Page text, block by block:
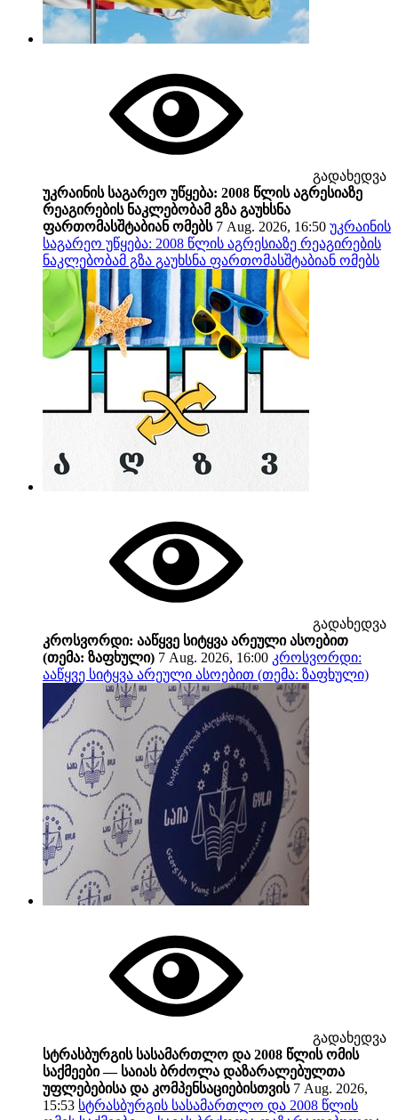
გადახედვა
უკრაინის საგარეო უწყება: 2008 წლის აგრესიაზე
რეაგირების ნაკლებობამ გზა გაუხსნა
ფართომასშტაბიან ომებს 7 Aug. 2026, 16:50 უკრაინის
საგარეო უწყება: 2008 წლის აგრესიაზე რეაგირების
ნაკლებობამ გზა გაუხსნა ფართომასშტაბიან ომებს
გადახედვა
კროსვორდი: ააწყვე სიტყვა არეული ასოებით
(თემა: ზაფხული) 7 Aug. 2026, 16:00 კროსვორდი:
ააწყვე სიტყვა არეული ასოებით (თემა: ზაფხული)
გადახედვა
სტრასბურგის სასამართლო და 2008 წლის ომის
საქმეები — საიას ბრძოლა დაზარალებულთა
უფლებებისა და კომპენსაციებისთვის 7 Aug. 2026,
15:53 სტრასბურგის სასამართლო და 2008 წლის